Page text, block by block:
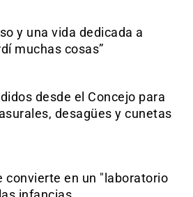
y una vida dedicada a
muchas cosas”
desde el Concejo para
desagües y cunetas
convierte en un "laboratorio